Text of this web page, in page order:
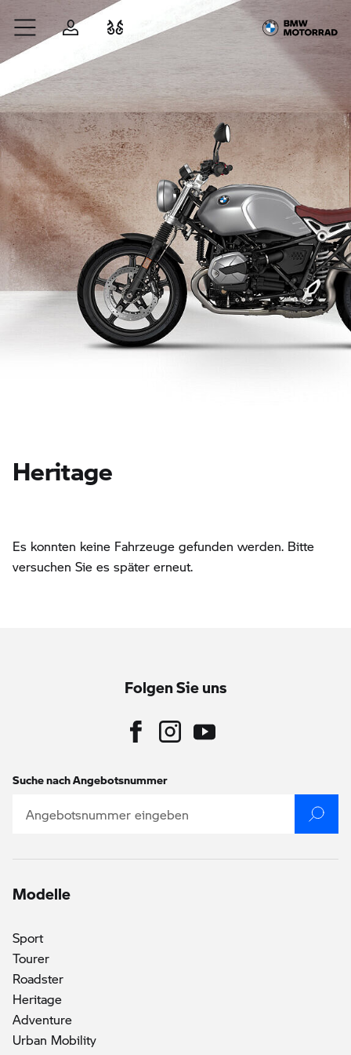
Zum Hauptinhalt springen
AnmeldenFahrzeugvergleich
Heritage
Es konnten keine Fahrzeuge gefunden werden. Bitte
versuchen Sie es später erneut.
Folgen Sie uns
Suche nach Angebotsnummer
Modelle
Sport
Tourer
Roadster
Heritage()
Adventure
Urban Mobility